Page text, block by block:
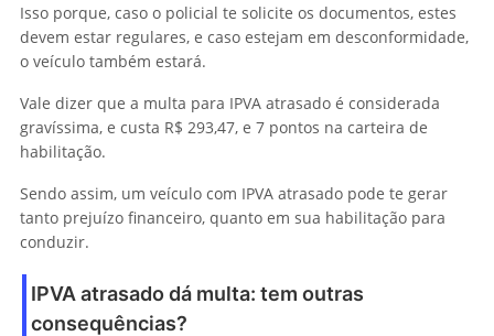
Isso porque, caso o policial te solicite os documentos, estes
devem estar regulares, e caso estejam em desconformidade,
o veículo também estará.
Vale dizer que a multa para IPVA atrasado é considerada
gravíssima, e custa R$ 293,47, e 7 pontos na carteira de
habilitação.
Sendo assim, um veículo com IPVA atrasado pode te gerar
tanto prejuízo financeiro, quanto em sua habilitação para
conduzir.
IPVA atrasado dá multa: tem outras
consequências?